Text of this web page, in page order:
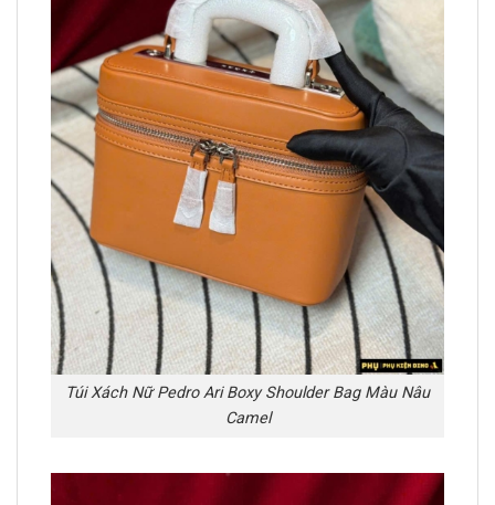
Túi Xách Nữ Pedro Ari Boxy Shoulder Bag Màu Nâu
Camel